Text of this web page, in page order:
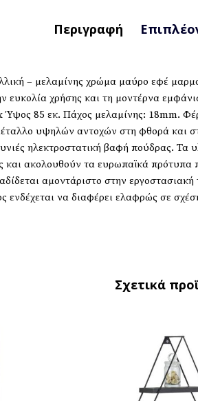
Περιγραφή
– μελαμίνης χρώμα μαύρο εφέ
ευκολία χρήσης και τη μοντέρνα
85 εκ. Πάχος μελαμίνης: 18mm.
υψηλών αντοχών στη φθορά και
ηλεκτροστατική βαφή πούδρας. Τα
και ακολουθούν τα ευρωπαϊκά πρότυπα
αμοντάριστο στην
ενδέχεται να διαφέρει ελαφρώς σε
Σχετικά